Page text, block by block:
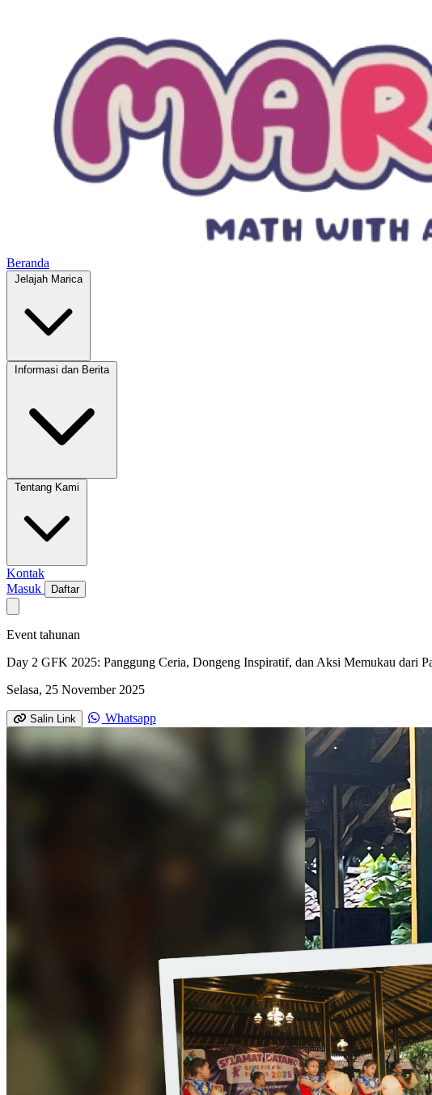
Beranda
Jelajah Marica
Informasi dan Berita
Tentang Kami
Kontak
Masuk
Daftar
Event tahunan
Day 2 GFK 2025: Panggung Ceria, Dongeng Inspiratif, dan Aksi Memukau dari
Selasa, 25 November 2025
Salin Link Whatsapp